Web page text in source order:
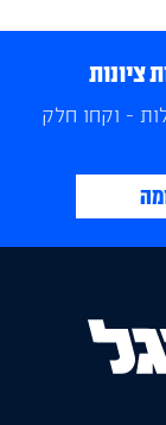
ציונות
- וקחו חלק